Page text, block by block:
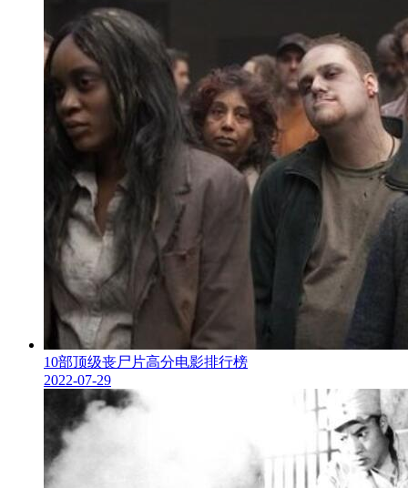
10部顶级丧尸片高分电影排行榜
2022-07-29